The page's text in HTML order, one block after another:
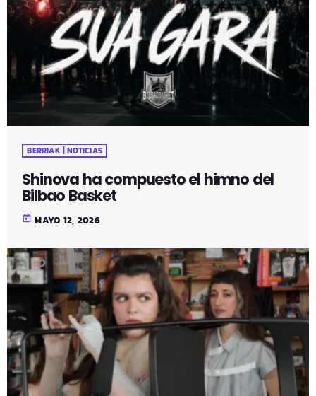
BERRIAK | NOTICIAS
Shinova ha compuesto el himno del
Bilbao Basket
today MAYO 12, 2026